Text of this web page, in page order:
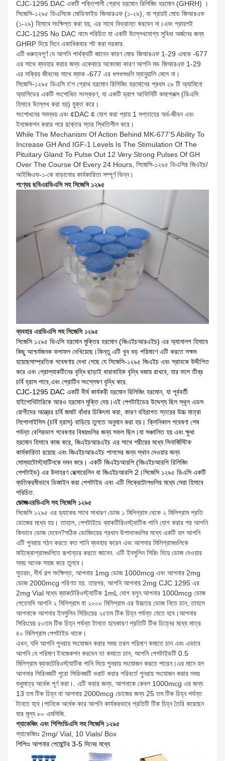
CJC-1295 DAC একটি শক্তিশালী গ্রোথ হরমোন রিলিজিং হরমোন (GHRH) ।
সিজেসি-১২৯৫ ডিএসিকে মোডিফাইড জিআরএফ (১-২৯), যা প্রায়ই মোড জিআরএফ
(১-২৯) হিসাবে সংক্ষিপ্ত করা হয়, এর সাথে বিভ্রান্ত করবেন না।এবং প্রায়শই
CJC-1295 No DAC নামে পরিচিত যা একটি উল্লেখযোগ্য সুবিধা অর্জনের জন্য
GHRP দিয়ে দিনে একাধিকবার শট করা দরকার.
এটি গুরুত্বপূর্ণ যে আপনি পার্থক্যটি জানেন কারণ মোড জিআরএফ 1-29 এমকে -677
এর সাথে ব্যবহার করার জন্য একেবারে অকেজো কারণ আপনি মড জিআরএফ 1-29
এর সক্রিয় জীবনের সাথে ম্যাক -677 এর ধপধপগুলি ম্যানুয়ালি মেলে না।
সিজেসি-১২৯৫ ডিএসি হ'ল গ্রোথ হরমোন রিলিজিং হরমোনের প্রথম ২৯ টি অ্যামিনো
অ্যাসিডের একটি সংশোধিত সংস্করণ, যা একটি ড্রাগ আফিনিটি কমপ্লেক্স (ডিএসি
হিসাবে উল্লেখ করা হয়) যুক্ত করে।
সংশোধনের সমন্বয় এবং ¢DAC ¢ যোগ করা প্রায় 1 সপ্তাহের অর্ধ-জীবন এবং
ইনজেকশন করার পরে রক্তের স্তর স্থিতিশীল করে।
While The Mechanism Of Action Behind MK-677’s Ability To
Increase GH And IGF-1 Levels Is The Stimulation Of The
Pituitary Gland To Pulse Out 12 Very Strong Pulses Of GH
Over The Course Of Every 24 Hours, সিজেসি-১২৯৫ ডিএসির জিএইচ/
আইজিএফ-১-কে বাড়ানোর কার্যকারিতা সম্পূর্ণ ভিন্ন।
পণ্যের ছবিএরডিএসি সহ সিজেসি ১২৯৫
ব্যবহার এরডিএসি সহ সিজেসি ১২৯৫
সিজেসি ১২৯৫ ডিএসি হরমোন মুক্তির হরমোন (জিএইচআরএইচ) এর অ্যানালগ হিসাবে
কিছু আশ্চর্যজনক ফলাফল দেখিয়েছে।কিন্তু এটি খুব বড় পরিমাণে এটি করতে সক্ষম
হয়েছেসাম্প্রতিক গবেষণায় দেখা গেছে যে সিজেসি-১২৯৫ জিএইচ এবং স্রাবকে উদ্দীপিত
করে এবং প্রোল্যাকটিনের বৃদ্ধি ছাড়াই ধারাবাহিক বৃদ্ধি বজায় রাখবে, যার ফলে তীব্র
চর্বি হ্রাস পাবে,এবং প্রোটিন সংশ্লেষণ বৃদ্ধি করে.
CJC-1295 DAC একটি দীর্ঘ কার্যকরী হরমোন রিলিজিং হরমোন, যা পূর্ববর্তী
হাইপোথিটারিকে আরও হরমোন মুক্তি দেয়।এই পেপটাইডের উদ্দেশ্য ছিল স্থূল এডস
রোগীদের অন্ত্রের চর্বি জমাট বাঁধার চিকিৎসা করা, কারণ বহিরাগত স্তরের উচ্চ মাত্রা
লিপোলাইসিস (চর্বি হ্রাস) বাড়িয়ে তুলতে অনুমান করা হয়। ক্লিনিকাল গবেষণা শেষ
পর্যন্ত বেশিরভাগ গবেষণার বিষয়গুলির জন্য সফল ছিল।যা সঞ্চালিত হয় এবং ক্ষুধা
হরমোন হিসাবে কাজ করে, জিএইচআরএইচ এর সাথে শরীরের মধ্যে সিনার্জিস্টিক
কার্যকারিতা রয়েছে এবং জিএইচআরএইচ পালসের জন্য স্থান দেওয়ার জন্য
সোম্যাটোস্ট্যাটিনকে দমন করে। একটি জিএইচআরপি (জিএইচআরপি রিলিজিং
পেপটাইড) এর উদাহরণ হেক্সারেলিন বা জিএইচআরপি 2।সিজেসি ১২৯৫ ডিএসি একটি
ব্যতিক্রমীভাবে ডিজাইন করা পেপটাইড এবং এটি সিক্রেটোগগুলির মধ্যে সেরা হিসাবে
পরিচিত.
ডোজএরডিএসি সহ সিজেসি ১২৯৫
সিজেসি ১২৯৫ এর ড্যাকের সাথে সাধারণ ডোজ ১ মিলিগ্রাম থেকে ২ মিলিগ্রাম প্রতি
ডোজের মধ্যে হয়। তাহলে, পেপটাইডে ব্যাকটিরিওস্ট্যাটিক পানি যোগ করার পর আপনি
কিভাবে ডোজ দেবেন?সঠিক ডোজিংয়ের প্রধান উপাদানগুলির মধ্যে একটি হল আপনি
এটি পুনরায় গঠন করতে কত পানি ব্যবহার করেন এবং আপনার মিলিগ্রামগুলিকে
মাইক্রোগ্রামগুলিতে রূপান্তর করতে জানেন. এটি ইনসুলিন সিরিং দিয়ে ডোজ দেওয়ার
সময় অনেক সহজ করে তুলবে।
সুতরাং, দীর্ঘ গল্প সংক্ষিপ্ত, আপনার 1mg ডোজ 1000mcg এবং আপনার 2mg
ডোজ 2000mcg পরিণত হয়. তারপর, আপনি আপনার 2mg CJC 1295 এর
2mg Vial মধ্যে ব্যাকটেরিওস্ট্যাটিক 1mL যোগ বলুন.আপনার 1000mcg ডোজ
পেতেযদি আপনি ২ মিলিগ্রাম বা ২০০০ মিলিগ্রাম এর উচ্চতর ডোজ নিতে চান, তাহলে
আপনাকে আপনার ইনসুলিন সিরিংয়ের ২৫তম টিক চিহ্ন পর্যন্ত যেতে হবে।আপনার
সিরিংয়ের ৫০তম টিক চিহ্ন পর্যন্ত টানতে হবেকারণ প্রতিটি টিক চিহ্নের মধ্যে মাত্র
৪০ মিলিগ্রাম পেপটাইড থাকে।
এখন, যদি আপনি পুনরায় সংযোজন করার সময় তরল পরিমাণ কমাতে চান এবং এভাবে
আপনি যে পরিমাণ ইনজেকশন করবেন তা কমাতে চান, আপনি পেপটাইডটি 0.5
মিলিগ্রাম ব্যাকটেরিওস্ট্যাটিক পানি দিয়ে পুনরায় সংযোজন করতে পারেন।এর মানে হল
আপনার সিরিনজটি পুরো সিরিনজটি ভরাট করার পরিবর্তে পুনরায় সংযোজন করার সময়
শুধুমাত্র অর্ধেক পূর্ণ করা।. এটি করার জন্য, আপনাকে কেবল 1000mcg এর জন্য
13 তম টিক চিহ্ন বা আপনার 2000mcg ডোজের জন্য 25 তম টিক চিহ্ন পর্যন্ত
টানতে হবে।পানিকে অর্ধেক করে আপনি কার্যকরভাবে প্রতিটি টিক চিহ্ন তৈরি করেছেন
যার মূল্য ৮০ এমসিজি.
প্যাকেজিং এবং শিপিংডিএসি সহ সিজেসি ১২৯৫
প্যাকেজিংঃ 2mg/ Vial, 10 Vials/ Box
শিপিংঃ আপনার পেমেন্টের 3-5 দিনের মধ্যে